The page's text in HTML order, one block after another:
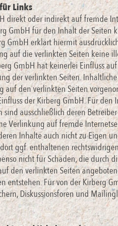
Links
direkt oder indirekt auf fremde
GmbH für den Inhalt der Seiten
GmbH erklärt hiermit
auf die verlinkten Seiten keine
GmbH hat keinerlei Einfluss
der verlinkten Seiten.
auf den verlinkten Seiten
der Kirberg GmbH. Für den
ausschließlich deren Betreiber
Verlinkung auf fremde
Inhalte auch nicht zu Eigen
ggf. enthaltenen
nicht für Schäden, die durch
den verlinkten Seiten
entstehen. Für von der Kirberg
Diskussionsforen und